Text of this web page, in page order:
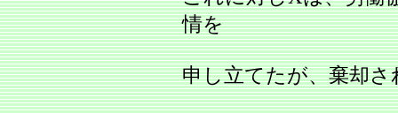
情を
申し立てたが、棄却さ